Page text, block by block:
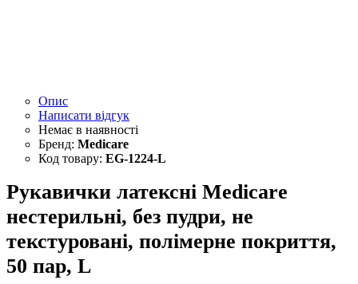
Опис
Написати відгук
Medicare
EG-1224-L
Рукавички латексні Medicare
нестерильні, без пудри, не
текстуровані, полімерне покриття,
50 пар, L